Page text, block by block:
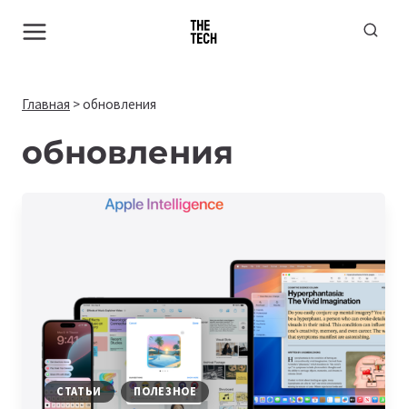
Главная >обновления
обновления
СТАТЬИ ПОЛЕЗНОЕ